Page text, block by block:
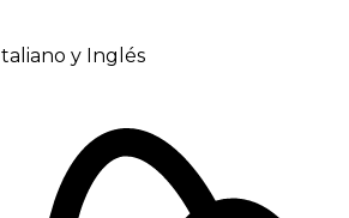
Italiano y Inglés